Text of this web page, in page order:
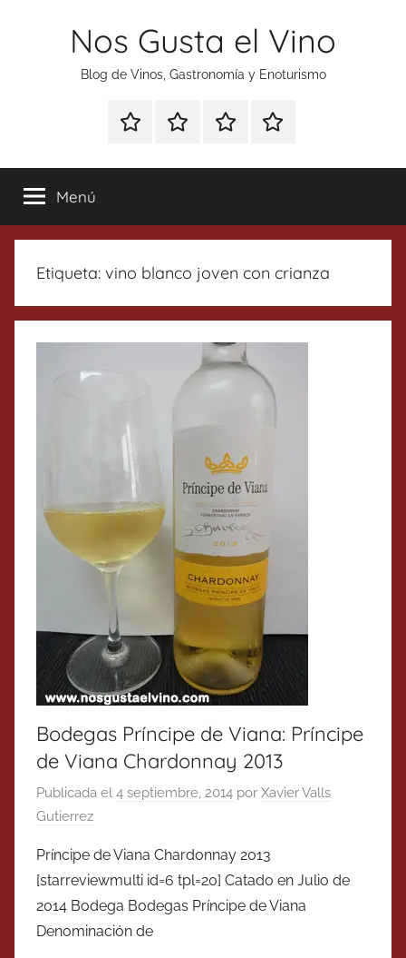
Nos Gusta el Vino
Blog de Vinos, Gastronomía y Enoturismo
Especial
Tonics
Enoturismo
Gastronomía
RankingContacto
Menú
Etiqueta: vino blanco joven con crianza
Bodegas Príncipe de Viana: Príncipe
de Viana Chardonnay 2013
Publicada el 4 septiembre, 2014 por Xavier Valls
Gutierrez
Príncipe de Viana Chardonnay 2013
[starreviewmulti id=6 tpl=20] Catado en Julio de
2014 Bodega Bodegas Príncipe de Viana
Denominación de